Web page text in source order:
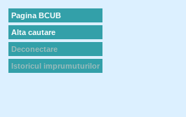
Pagina BCUB
Alta cautare
Deconectare
Istoricul imprumuturilor